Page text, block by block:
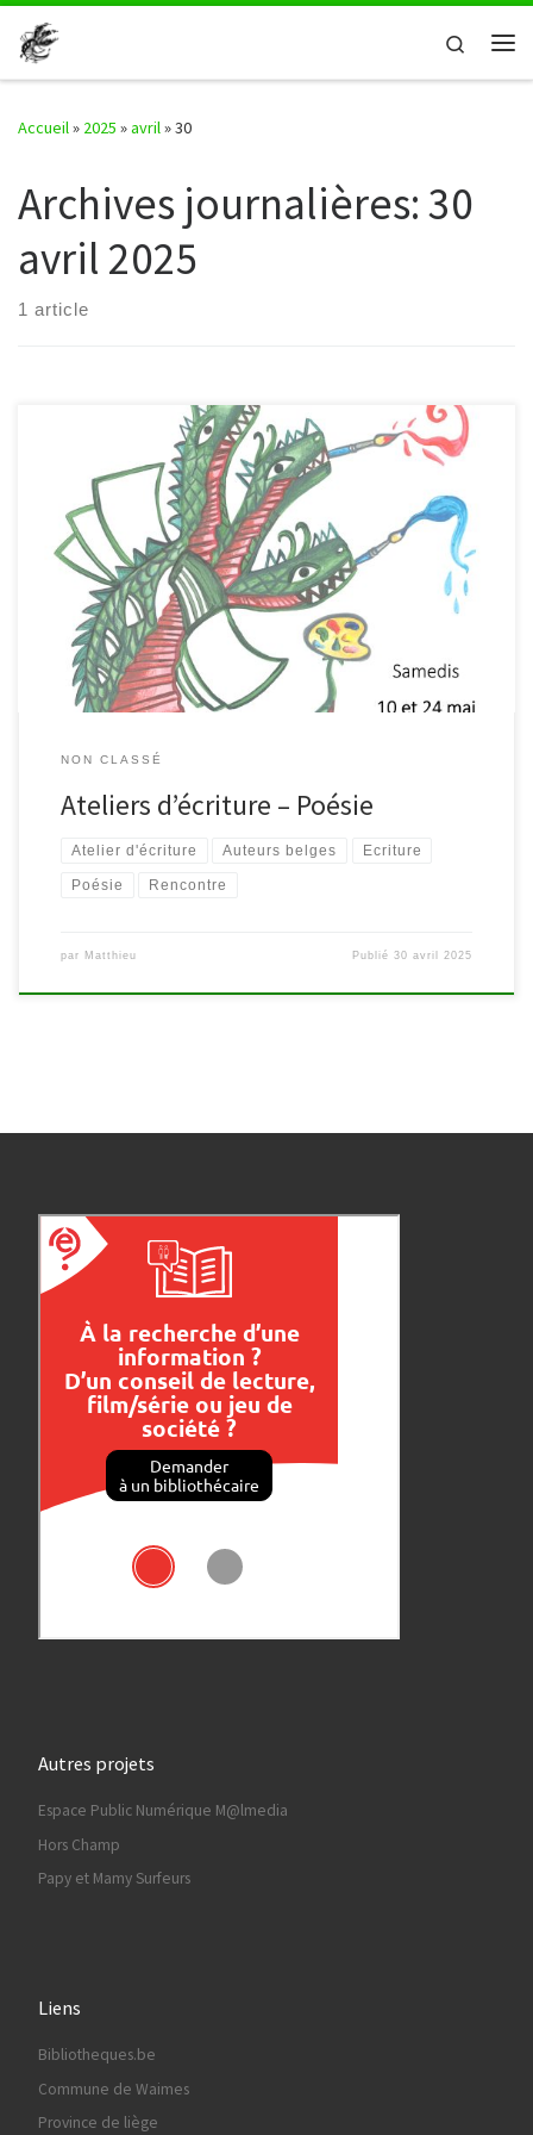
Passer au contenu
Search
Accueil» 2025 »avril»30
Archives journalières:30
avril 2025
1 article
« Des poèmes dorment en chacun de nous et attendent d’être
écrits. Leur partage fait partie des plaisirs de hasard de ces
ateliers, comme celui de dire ses textes et d’écouter ceux des
autres. Ainsi, cette activité, qui pourrait sembler au départ très
individuelle, prend harmonieusement sa place dans un […]
NON CLASSÉ
Ateliers d’écriture – Poésie
Atelier d'écriture Auteurs belges Ecriture
Poésie Rencontre
par Matthieu Publié30 avril 2025
Autres projets
Espace Public Numérique M@lmedia
Hors Champ
Papy et Mamy Surfeurs
Liens
Bibliotheques.be
Commune de Waimes
Province de liège